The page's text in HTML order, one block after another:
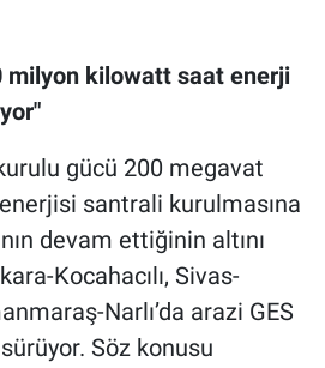
milyon kilowatt saat enerji
gücü 200 megavat
santrali kurulmasına
devam ettiğinin altını
Kocahacılı, Sivas-
Narlı’da arazi GES
Söz konusu